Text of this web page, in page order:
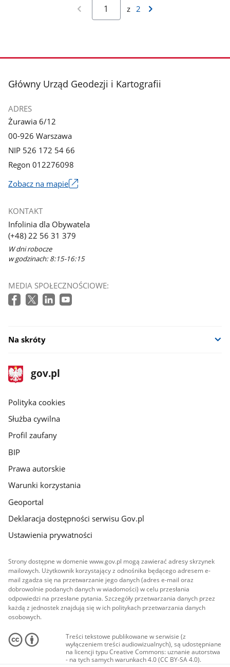
z 2
stopka
Główny Urząd Geodezji i Kartografii
ADRES
Żurawia 6/12
00-926 Warszawa
NIP 526 172 54 66
Regon 012276098
Zobacz na mapie
się
w
nowym
oknie
KONTAKT
Infolinia dla Obywatela
(+48) 22 56 31 379
W dni robocze
w godzinach: 8:15-16:15
MEDIA SPOŁECZNOŚCIOWE:
Na skróty
stopka
gov.pl
Strona
gov.pl
gov.pl
Polityka cookies
Służba cywilna
Profil zaufany
BIP
Prawa autorskie
Warunki korzystania
Geoportal
Deklaracja dostępności serwisu Gov.pl
Ustawienia prywatności
Strony dostępne w domenie www.gov.pl mogą zawierać adresy skrzynek
mailowych. Użytkownik korzystający z odnośnika będącego adresem e-
mail zgadza się na przetwarzanie jego danych (adres e-mail oraz
dobrowolnie podanych danych w wiadomości) w celu przesłania
odpowiedzi na przesłane pytania. Szczegóły przetwarzania danych przez
każdą z jednostek znajdują się w ich politykach przetwarzania danych
osobowych.
Treści tekstowe publikowane w serwisie (z
wyłączeniem treści audiowizualnych), są udostępniane
na licencji typu Creative Commons: uznanie autorstwa
- na tych samych warunkach 4.0 (CC BY-SA 4.0).